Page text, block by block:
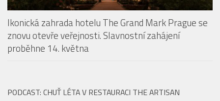
Ikonická zahrada hotelu The Grand Mark Prague se
znovu otevře veřejnosti. Slavnostní zahájení
proběhne 14. května
PODCAST: CHUŤ LÉTA V RESTAURACI THE ARTISAN